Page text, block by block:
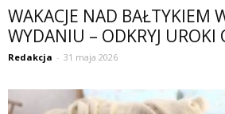
WAKACJE NAD BAŁTYKIEM
WYDANIU – ODKRYJ UROKI
Redakcja - 31 maja 2026